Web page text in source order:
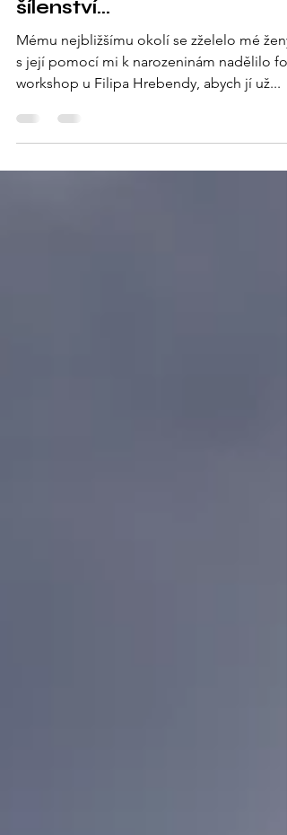
Ráj Vysokých Tater - Chata
pri Zelenom plese - vtipálci,
ztracené klíče a další malá
šílenství...
Mému nejbližšímu okolí se zželelo mé ženy
s její pomocí mi k narozeninám nadělilo
workshop u Filipa Hrebendy, abych jí už...